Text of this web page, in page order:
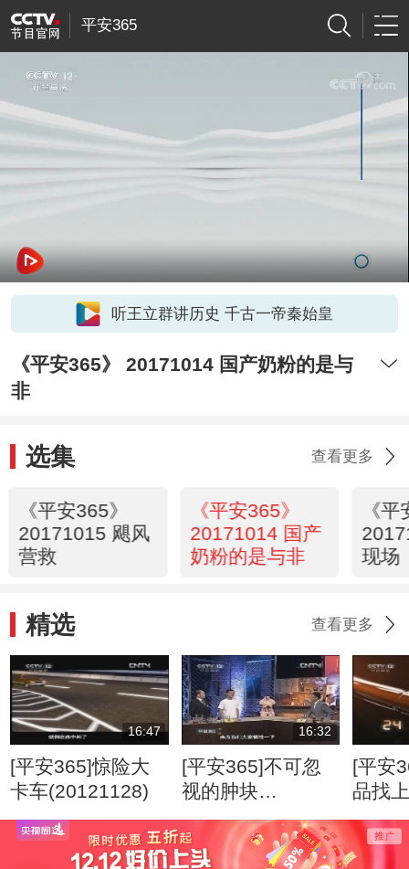
平安365
听王立群讲历史 千古一帝秦始皇
《平安365》 20171014 国产奶粉的是与
非
选集 查看更多
《平安365》
20171015 飓风
营救
《平安365》
20171014 国产
奶粉的是与非
《
现场
精选 查看更多
16:47
[平安365]惊险大
卡车(20121128)
16:32
[平安365]不可忽
视的肿块
(20120807)
[平安
品找